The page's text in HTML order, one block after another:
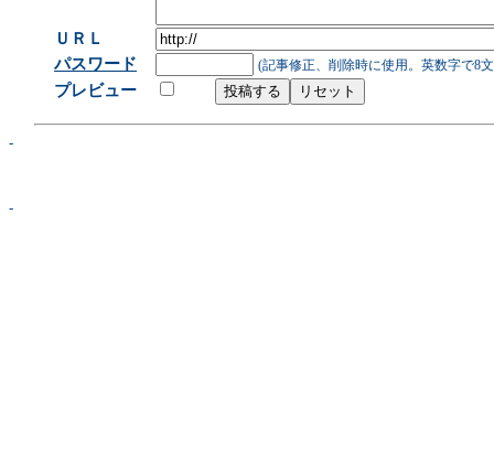
ＵＲＬ
パスワード
(記事修正、削除時に使用。英数字で8
プレビュー
-
-